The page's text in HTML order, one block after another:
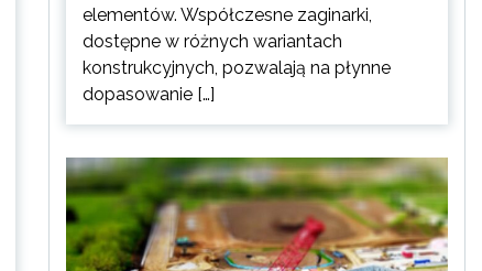
elementów. Współczesne zaginarki,
dostępne w różnych wariantach
konstrukcyjnych, pozwalają na płynne
dopasowanie […]